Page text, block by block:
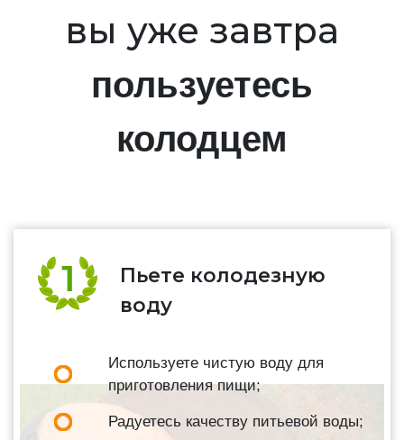
вы уже завтра
пользуетесь
колодцем
Пьете колодезную
воду
Используете чистую воду для
приготовления пищи;
Радуетесь качеству питьевой воды;